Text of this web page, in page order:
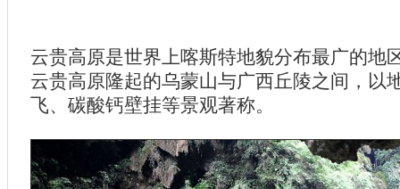
云贵高原是世界上喀斯特地貌分布最广的地
云贵高原隆起的乌蒙山与广西丘陵之间，以
飞、碳酸钙壁挂等景观著称。